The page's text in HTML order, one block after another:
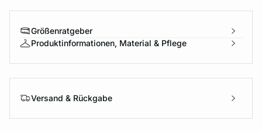
Größenratgeber
Produktinformationen, Material & Pflege
Versand & Rückgabe